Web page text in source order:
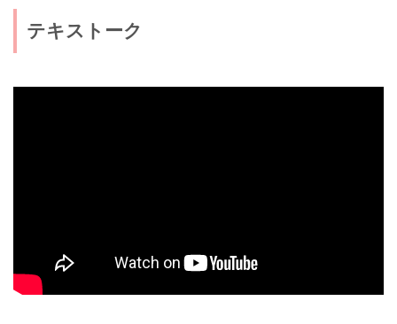
テキストーク